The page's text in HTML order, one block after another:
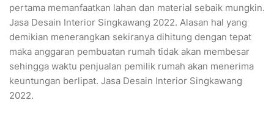
pertama memanfaatkan lahan dan material sebaik mungkin.
Jasa Desain Interior Singkawang 2022. Alasan hal yang
demikian menerangkan sekiranya dihitung dengan tepat
maka anggaran pembuatan rumah tidak akan membesar
sehingga waktu penjualan pemilik rumah akan menerima
keuntungan berlipat. Jasa Desain Interior Singkawang
2022.